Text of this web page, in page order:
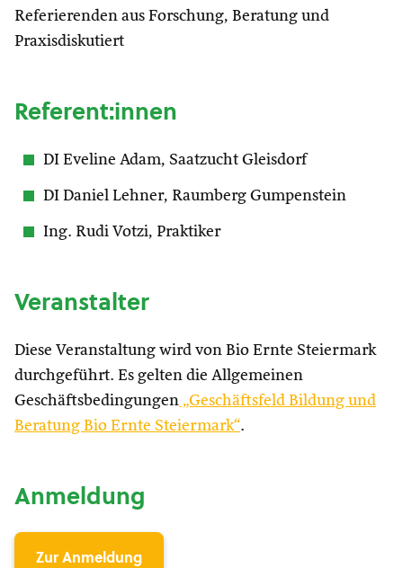
Referierenden aus Forschung, Beratung und
Praxisdiskutiert
Referent:innen
DI Eveline Adam, Saatzucht Gleisdorf
DI Daniel Lehner, Raumberg Gumpenstein
Ing. Rudi Votzi, Praktiker
Veranstalter
Diese Veranstaltung wird von Bio Ernte Steiermark
durchgeführt. Es gelten die Allgemeinen
Geschäftsbedingungen „Geschäftsfeld Bildung und
Beratung Bio Ernte Steiermark“.
Anmeldung
Zur Anmeldung